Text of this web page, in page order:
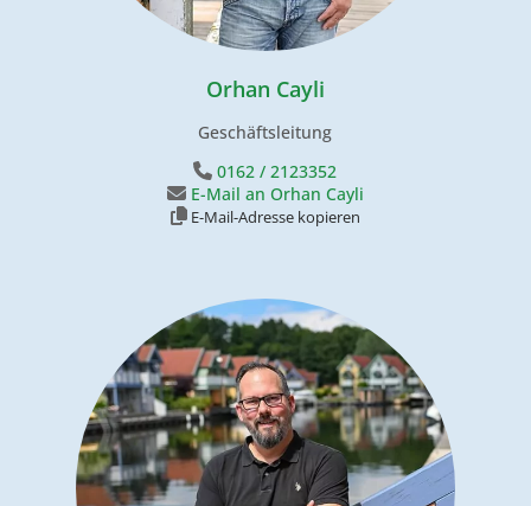
Orhan Cayli
Geschäftsleitung
0162 / 2123352
E-Mail an Orhan Cayli
E-Mail-Adresse kopieren